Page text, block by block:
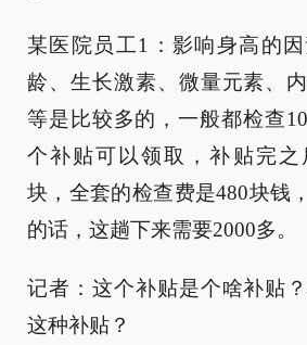
某医院员工1：影响身高的
龄、生长激素、微量元素、
等是比较多的，一般都检查
个补贴可以领取，补贴完之
块，全套的检查费是480块钱
的话，这趟下来需要2000多。
记者：这个补贴是个啥补贴
这种补贴？